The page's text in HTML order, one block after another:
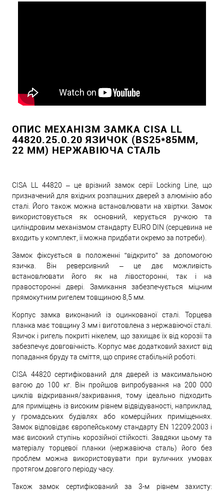
ОПИС МЕХАНІЗМ ЗАМКА CISA LL
44820.25.0.20 ЯЗИЧОК (BS25*85ММ,
22 ММ) НЕРЖАВІЮЧА СТАЛЬ
CISA LL 44820 – це врізний замок серії Locking Line, що
призначений для вхідних розпашних дверей з алюмінію або
сталі. Його також можна встановлювати на хвіртки. Замок
використовується як основний, керується ручкою та
циліндровим механізмом стандарту EURO DIN (серцевина не
входить у комплект, її можна придбати окремо за потреби).
Замок фіксується в положенні “відкрито” за допомогою
язичка. Він реверсивний – це дає можливість
встановлювати його як на лівосторонні, так і на
правосторонні двері. Замикання забезпечується міцним
прямокутним ригелем товщиною 8,5 мм.
Корпус замка виконаний із оцинкованої сталі. Торцева
планка має товщину 3 мм і виготовлена з нержавіючої сталі.
Язичок і ригель покриті нікелем, що захищає їх від корозії та
забезпечує довговічність. Корпус має додатковий захист від
попадання бруду та сміття, що сприяє стабільній роботі.
CISA 44820 сертифікований для дверей із максимальною
вагою до 100 кг. Він пройшов випробування на 200 000
циклів відкривання/закривання, тому ідеально підходить
для приміщень із високим рівнем відвідуваності, наприклад,
у громадських будівлях або комерційних приміщеннях.
Замок відповідає європейському стандарту EN 12209:2003 і
має високий ступінь корозійної стійкості. Завдяки цьому та
матеріалу торцевої планки (нержавіюча сталь) його без
проблем можна використовувати при вуличних умовах
протягом довгого періоду часу.
Також замок сертифікований за 3-м рівнем захисту: